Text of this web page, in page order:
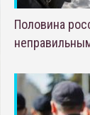
Половина